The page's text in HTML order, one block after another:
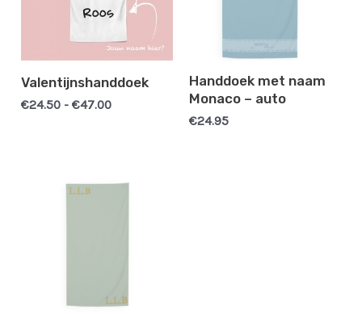
Valentijnshanddoek
€24.50 - €47.00
Handdoek met naam
Monaco – auto
€24.95